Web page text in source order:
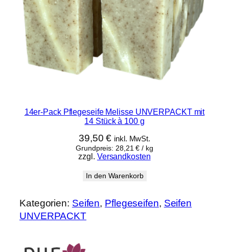
14er-Pack Pflegeseife Melisse UNVERPACKT mit
14 Stück à 100 g
39,50€ inkl. MwSt.
Grundpreis: 28,21€ / kg
zzgl. Versandkosten
In den Warenkorb
Kategorien: Seifen, Pflegeseifen, Seifen
UNVERPACKT